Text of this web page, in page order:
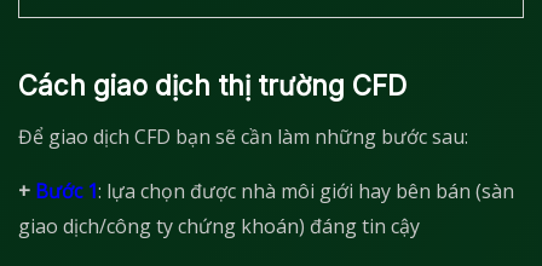
Cách giao dịch thị trường CFD
Để giao dịch CFD bạn sẽ cần làm những bước sau:
+ Bước 1: lựa chọn được nhà môi giới hay bên bán (sàn
giao dịch/công ty chứng khoán) đáng tin cậy